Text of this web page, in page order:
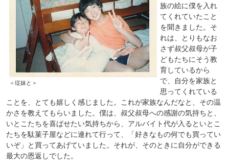
＜従妹と＞
族の絵に僕を入れ
てくれていたこと
を聞きました。そ
れは、とりもなお
さず叔父叔母が子
どもたちにそう教
育しているから
で、自分を家族と
思ってくれている
ことを、とても嬉しく感じました。これが家族なんだなと、その温
かさを教えてもらいました。僕は、叔父叔母への感謝の気持ちと、
いとこたちを喜ばせたい気持ちから、アルバイト代が入るといとこ
たちを駄菓子屋などに連れて行って、「好きなもの何でも買ってい
いぞ」と買ってあげていました。それが、そのときに自分ができる
最大の恩返しでした。